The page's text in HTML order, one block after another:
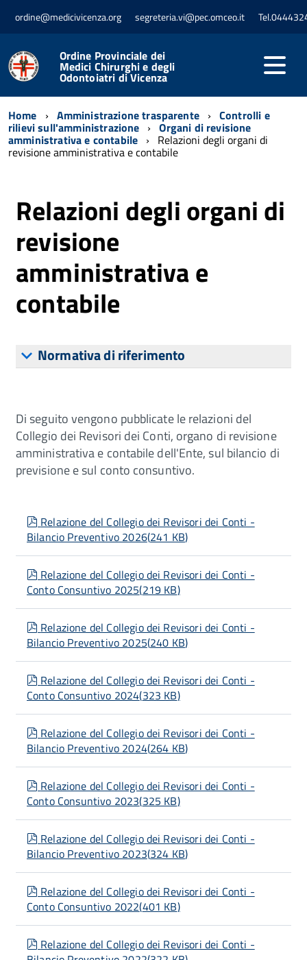
ordine@medicivicenza.org segreteria.vi@pec.omceo.it
Ordine Provinciale dei
Medici Chirurghi e degli
Odontoiatri di Vicenza
Home Amministrazione trasparente Controlli e
rilievi sull'amministrazione Organi di revisione
amministrativa e contabile Relazioni degli organi di
revisione amministrativa e contabile
Relazioni degli organi di
revisione
amministrativa e
contabile
Normativa di riferimento
Di seguito vengono pubblicate le relazioni del
Collegio dei Revisori dei Conti, organo di revisione
amministrativa e contabile dell'Ente, sul bilancio di
previsione e sul conto consuntivo.
pdf
Relazione del Collegio dei Revisori dei Conti -
Bilancio Preventivo 2026(241 KB)
pdf
Relazione del Collegio dei Revisori dei Conti -
Conto Consuntivo 2025(219 KB)
pdf
Relazione del Collegio dei Revisori dei Conti -
Bilancio Preventivo 2025(240 KB)
pdf
Relazione del Collegio dei Revisori dei Conti -
Conto Consuntivo 2024(323 KB)
pdf
Relazione del Collegio dei Revisori dei Conti -
Bilancio Preventivo 2024(264 KB)
pdf
Relazione del Collegio dei Revisori dei Conti -
Conto Consuntivo 2023(325 KB)
pdf
Relazione del Collegio dei Revisori dei Conti -
Bilancio Preventivo 2023(324 KB)
pdf
Relazione del Collegio dei Revisori dei Conti -
Conto Consuntivo 2022(401 KB)
pdf
Relazione del Collegio dei Revisori dei Conti -